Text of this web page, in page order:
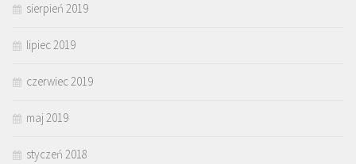
sierpień 2019
lipiec 2019
czerwiec 2019
maj 2019
styczeń 2018